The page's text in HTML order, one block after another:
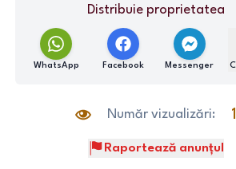
Distribuie proprietatea
WhatsApp Facebook Messenger
Număr vizualizări: 1
Raportează anunțul